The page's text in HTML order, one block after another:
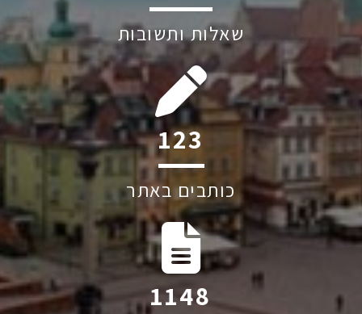
שאלות ותשובות
232
כותבים באתר
2155